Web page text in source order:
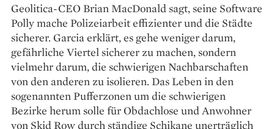
Geolitica-CEO Brian MacDonald sagt, seine Software
Polly mache Polizeiarbeit effizienter und die Städte
sicherer. Garcia erklärt, es gehe weniger darum,
gefährliche Viertel sicherer zu machen, sondern
vielmehr darum, die schwierigen Nachbarschaften
von den anderen zu isolieren. Das Leben in den
sogenannten Pufferzonen um die schwierigen
Bezirke herum solle für Obdachlose und Anwohner
von Skid Row durch ständige Schikane unerträglich